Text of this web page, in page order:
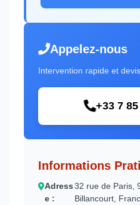
Appelez-nous
Intervention rapide et
+33 7
Informations
Adress
e :
32 rue de Paris,
Billancourt,